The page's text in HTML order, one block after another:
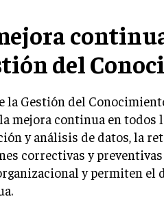
del
la Gestión del
mejora continua en todos
y análisis de datos, la
correctivas y
y permiten el